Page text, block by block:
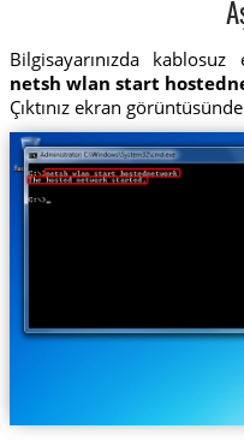
Bilgisayarınızda
netsh wlan start
Çıktınız ekran